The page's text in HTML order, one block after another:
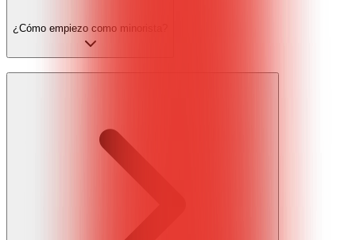
¿Cómo empiezo como minorista?